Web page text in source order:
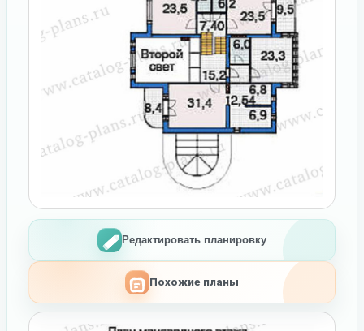
Редактировать планировку
Похожие планы